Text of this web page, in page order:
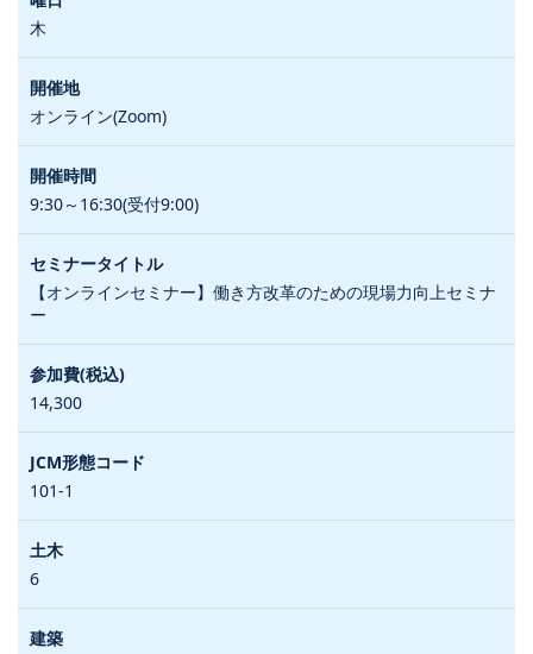
木
オンライン(Zoom)
9:30～16:30(受付9:00)
【オンラインセミナー】働き方改革のための現場力向上セミナ
ー
14,300
101-1
6